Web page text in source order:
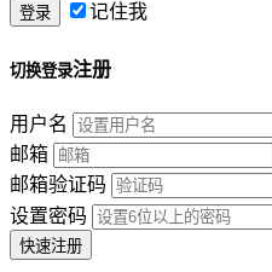
记住我
切换登录注册
用户名
邮箱
邮箱验证码
设置密码